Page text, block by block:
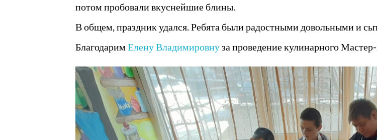
потом пробовали вкуснейшие блины.
В общем, праздник удался. Ребята были радостными довольными и
Благодарим Елену Владимировнуза проведение кулинарного Мастер-